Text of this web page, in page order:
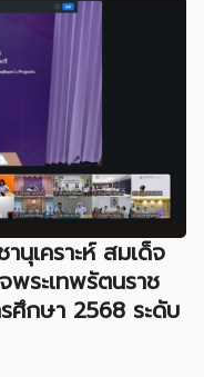
นุเคราะห์ สมเด็จ
พระเทพรัตนราช
ศึกษา 2568 ระดับ